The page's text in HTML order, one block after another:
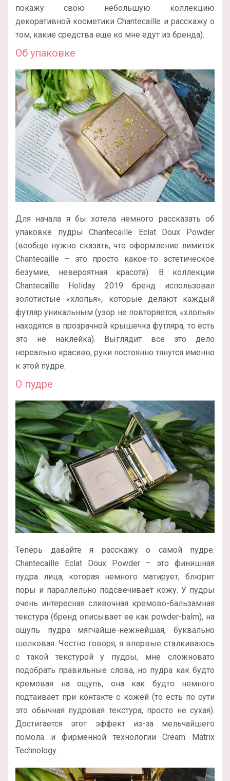
покажу свою небольшую коллекцию
декоративной косметики Chantecaille и расскажу о
том, какие средства еще ко мне едут из бренда).
Об упаковке
Для начала я бы хотела немного рассказать об
упаковке пудры Chantecaille Eclat Doux Powder
(вообще нужно сказать, что оформление лимиток
Chantecaille – это просто какое-то эстетическое
безумие, невероятная красота). В коллекции
Chantecaille Holiday 2019 бренд использовал
золотистые «хлопья», которые делают каждый
футляр уникальным (узор не повторяется, «хлопья»
находятся в прозрачной крышечка футляра, то есть
это не наклейка). Выглядит все это дело
нереально красиво, руки постоянно тянутся именно
к этой пудре.
О пудре
Теперь давайте я расскажу о самой пудре.
Chantecaille Eclat Doux Powder – это финишная
пудра лица, которая немного матирует, блюрит
поры и параллельно подсвечивает кожу. У пудры
очень интересная сливочная кремово-бальзамная
текстура (бренд описывает ее как powder-balm), на
ощупь пудра мягчайше-нежнейшая, буквально
шелковая. Честно говоря, я впервые сталкиваюсь
с такой текстурой у пудры, мне сложновато
подобрать правильные слова, но пудра как будто
кремовая на ощупь, она как будто немного
подтаивает при контакте с кожей (то есть по сути
это обычная пудровая текстура, просто не сухая).
Достигается этот эффект из-за мельчайшего
помола и фирменной технологии Cream Matrix
Technology.